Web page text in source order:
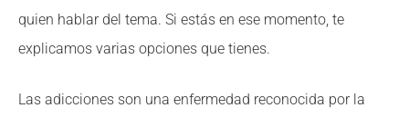
quien hablar del tema. Si estás en ese momento, te
explicamos varias opciones que tienes.
Las adicciones son una enfermedad reconocida por la